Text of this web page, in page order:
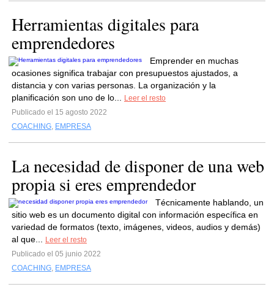
Herramientas digitales para
emprendedores
Emprender en muchas
ocasiones significa trabajar con presupuestos ajustados, a
distancia y con varias personas. La organización y la
planificación son uno de lo...
Leer el resto
Publicado el 15 agosto 2022
COACHING, EMPRESA
La necesidad de disponer de una web
propia si eres emprendedor
Técnicamente hablando, un
sitio web es un documento digital con información específica en
variedad de formatos (texto, imágenes, videos, audios y demás)
al que...
Leer el resto
Publicado el 05 junio 2022
COACHING, EMPRESA